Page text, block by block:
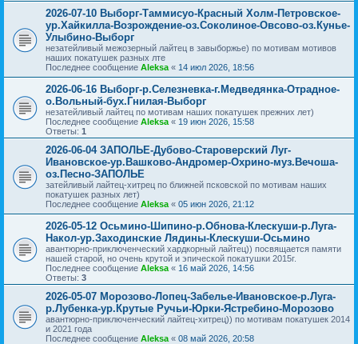
2026-07-10 Выборг-Таммисуо-Красный Холм-Петровское-
ур.Хайкилла-Возрождение-оз.Соколиное-Овсово-оз.Кунье-
Улыбино-Выборг
незатейливый межозерный лайтец в завыборжье) по мотивам мотивов
наших покатушек разных лте
Последнее сообщение Aleksa « 14 июл 2026, 18:56
2026-06-16 Выборг-р.Селезневка-г.Медведянка-Отрадное-
о.Вольный-бух.Гнилая-Выборг
незатейливый лайтец по мотивам наших покатушек прежних лет)
Последнее сообщение Aleksa « 19 июн 2026, 15:58
Ответы: 1
2026-06-04 ЗАПОЛЬЕ-Дубово-Староверский Луг-
Ивановское-ур.Вашково-Андромер-Охрино-муз.Вечоша-
оз.Песно-ЗАПОЛЬЕ
затейливый лайтец-хитрец по ближней псковской по мотивам наших
покатушек разных лет)
Последнее сообщение Aleksa « 05 июн 2026, 21:12
2026-05-12 Осьмино-Шипино-р.Обнова-Клескуши-р.Луга-
Накол-ур.Заходинские Лядины-Клескуши-Осьмино
авантюрно-приключенческий хардкорный лайтец)) посвящается памяти
нашей старой, но очень крутой и эпической покатушки 2015г.
Последнее сообщение Aleksa « 16 май 2026, 14:56
Ответы: 3
2026-05-07 Морозово-Лопец-Забелье-Ивановское-р.Луга-
р.Лубенка-ур.Крутые Ручьи-Юрки-Ястребино-Морозово
авантюрно-приключенческий лайтец-хитрец)) по мотивам покатушек 2014
и 2021 года
Последнее сообщение Aleksa « 08 май 2026, 20:58